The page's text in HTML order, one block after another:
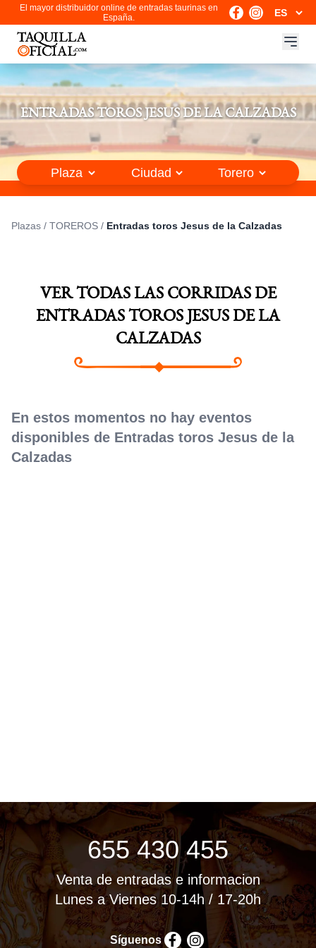
El mayor distribuidor online de entradas taurinas en
España.
ENTRADAS TOROS JESUS DE LA CALZADAS
Plazas / TOREROS / Entradas toros Jesus de la Calzadas
VER TODAS LAS CORRIDAS DE
ENTRADAS TOROS JESUS DE LA
CALZADAS
En estos momentos no hay eventos
disponibles de Entradas toros Jesus de la
Calzadas
655 430 455
Venta de entradas e informacion
Lunes a Viernes 10-14h / 17-20h
Síguenos